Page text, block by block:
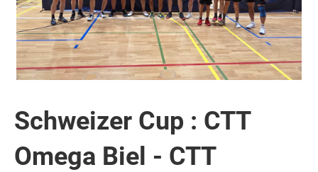
Schweizer Cup : CTT
Omega Biel - CTT